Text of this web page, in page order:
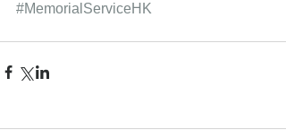
#MemorialServiceHK